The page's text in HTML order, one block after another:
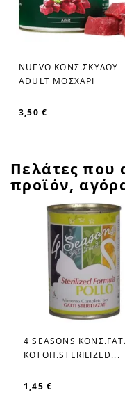
favorite_border
NUEVO ΚΟΝΣ.ΣΚΥΛΟΥ
ADULT ΜΟΣΧΑΡΙ
3,50 €
Πελάτες που
προϊόν,
favorite_border
4 SEASONS
ΚΟΤΟΠ.STERILIZED...
1,45 €